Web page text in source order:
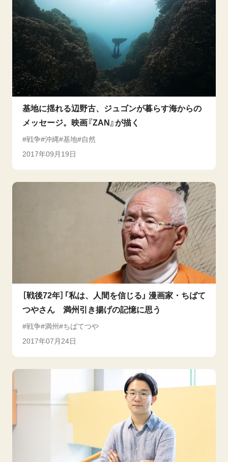
基地に揺れる辺野古、ジュゴンが暮らす海からの
メッセージ。映画『ZAN』が描く
戦争 沖縄 基地
自然
2017年09月19日
［戦後72年］「私は、人間を信じる」 漫画家・ちばて
つやさん 満州引き揚げの記憶に思う
戦争 満州
ちばてつや
2017年07月24日